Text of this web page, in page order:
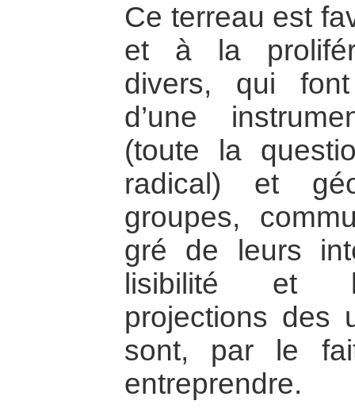
Ce terreau est
et à la
divers, qui font
d’une
(toute la
radical) et
groupes,
gré de leurs
lisibilité et
projections des
sont, par le
entreprendre.